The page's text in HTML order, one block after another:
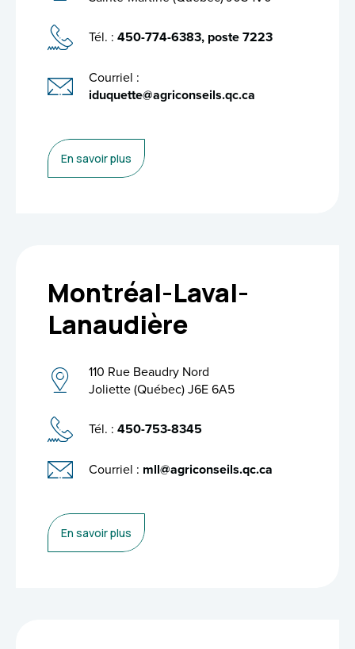
Tél. : 450-774-6383, poste 7223
Courriel :
iduquette@agriconseils.qc.ca
En savoir plus
Montréal-Laval-
Lanaudière
110 Rue Beaudry Nord
Joliette (Québec) J6E 6A5
Tél. : 450-753-8345
Courriel : mll@agriconseils.qc.ca
En savoir plus